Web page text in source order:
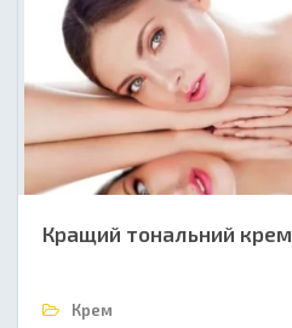
Кращий тональний крем
Крем